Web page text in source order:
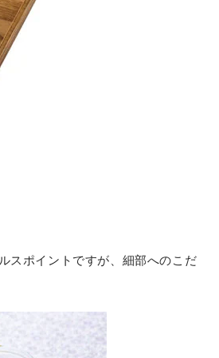
スポイントですが、細部へのこだ